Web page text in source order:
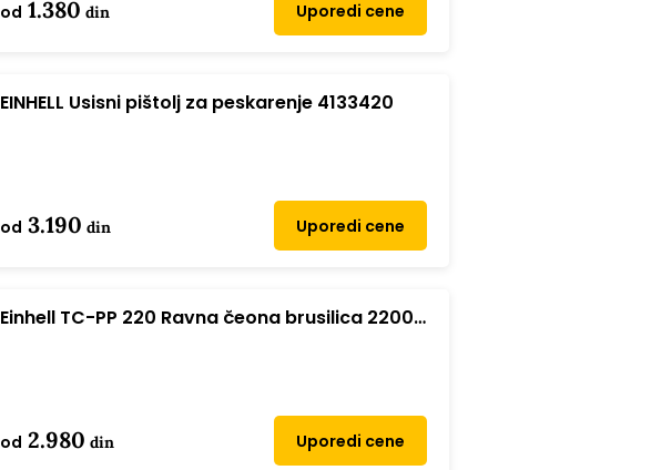
od 1.380 din Uporedi cene
EINHELL Usisni pištolj za peskarenje 4133420
od 3.190 din Uporedi cene
Einhell TC-PP 220 Ravna čeona brusilica 22000
od 2.980 din Uporedi cene